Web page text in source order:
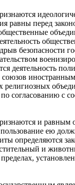
равны перед
безопасности
деятельность
религиозных
согласованию с
и равным
пользование ею
определяются
и